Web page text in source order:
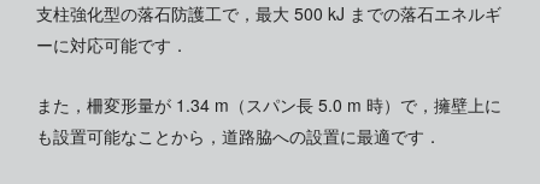
支柱強化型の落石防護工で，最大 500 kJ までの落石エネルギ
ーに対応可能です．
また，柵変形量が 1.34 m（スパン長 5.0 m 時）で，擁壁上に
も設置可能なことから，道路脇への設置に最適です．